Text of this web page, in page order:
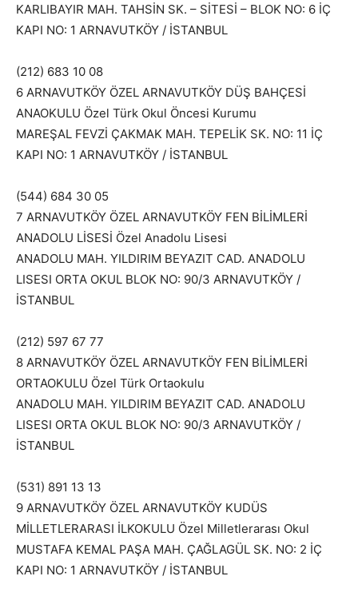
KARLIBAYIR MAH. TAHSİN SK. – SİTESİ – BLOK NO: 6 İÇ
KAPI NO: 1 ARNAVUTKÖY / İSTANBUL
(212) 683 10 08
6 ARNAVUTKÖY ÖZEL ARNAVUTKÖY DÜŞ BAHÇESİ
ANAOKULU Özel Türk Okul Öncesi Kurumu
MAREŞAL FEVZİ ÇAKMAK MAH. TEPELİK SK. NO: 11 İÇ
KAPI NO: 1 ARNAVUTKÖY / İSTANBUL
(544) 684 30 05
7 ARNAVUTKÖY ÖZEL ARNAVUTKÖY FEN BİLİMLERİ
ANADOLU LİSESİ Özel Anadolu Lisesi
ANADOLU MAH. YILDIRIM BEYAZIT CAD. ANADOLU
LISESI ORTA OKUL BLOK NO: 90/3 ARNAVUTKÖY /
İSTANBUL
(212) 597 67 77
8 ARNAVUTKÖY ÖZEL ARNAVUTKÖY FEN BİLİMLERİ
ORTAOKULU Özel Türk Ortaokulu
ANADOLU MAH. YILDIRIM BEYAZIT CAD. ANADOLU
LISESI ORTA OKUL BLOK NO: 90/3 ARNAVUTKÖY /
İSTANBUL
(531) 891 13 13
9 ARNAVUTKÖY ÖZEL ARNAVUTKÖY KUDÜS
MİLLETLERARASI İLKOKULU Özel Milletlerarası Okul
MUSTAFA KEMAL PAŞA MAH. ÇAĞLAGÜL SK. NO: 2 İÇ
KAPI NO: 1 ARNAVUTKÖY / İSTANBUL